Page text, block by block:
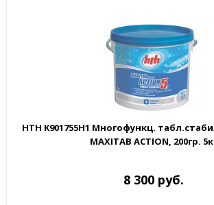
HTH K901755H1 Многофункц.
MAXITAB ACTION, 200гр.
8 300 руб.